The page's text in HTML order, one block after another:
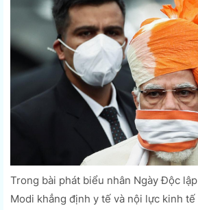
Trong bài phát biểu nhân Ngày Độc
Modi khẳng định y tế và nội lực kinh